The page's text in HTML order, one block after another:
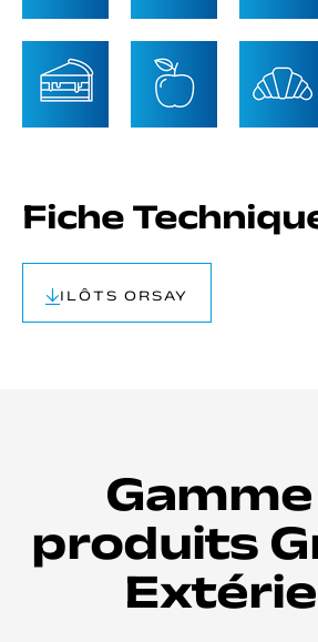
Fiche
ILÔTS ORSAY
produits